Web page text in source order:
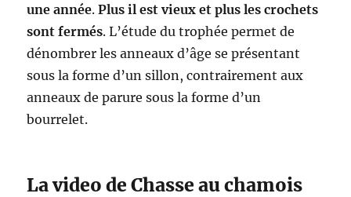
une année.Plus il est vieux et plus les crochets
sont fermés. L’étude du trophée permet de
dénombrer les anneaux d’âge se présentant
sous la forme d’un sillon, contrairement aux
anneaux de parure sous la forme d’un
bourrelet.
La video de Chasse au chamois